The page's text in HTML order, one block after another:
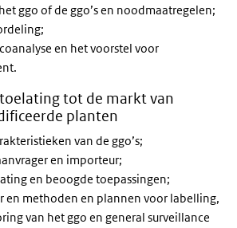
ggo of de ggo’sen noodmaatregelen;
en het voorstel voor
tot de markt van
planten
van de ggo’s;
en importeur;
en beoogde toepassingen;
en methoden en plannen voor labelling,
van hetggo en general surveillance